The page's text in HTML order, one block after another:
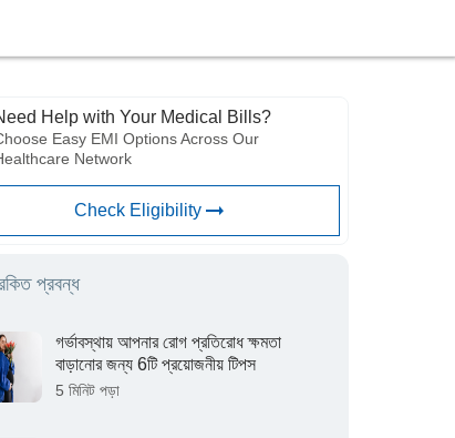
Help with Your Medical Bills?
Easy EMI Options Across Our
Network
Check Eligibility
প্রবন্ধ
গর্ভাবস্থায় আপনার রোগ প্রতিরোধ ক্ষমতা
বাড়ানোর জন্য 6টি প্রয়োজনীয় টিপস
5 মিনিট পড়া